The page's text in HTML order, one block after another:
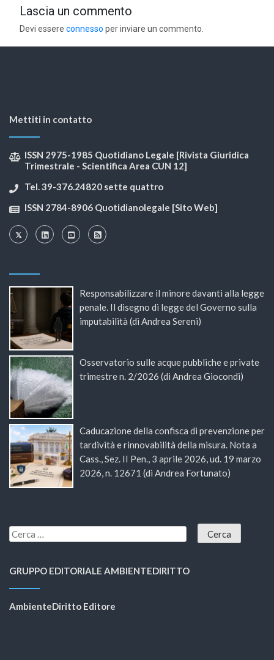
Lascia un commento
Devi essereconnesso per inviare un commento.
Mettiti in contatto
ISSN 2975-1985 Quotidiano Legale [Rivista Giuridica
Trimestrale - Scientifica Area CUN 12]
Tel. 39-376.24820 sette quattro
ISSN 2784-8906 Quotidianolegale [Sito Web]
Responsabilizzare il minore davanti alla legge
penale. Il disegno di legge del Governo sulla
imputabilità (di Andrea Sereni)
Osservatorio sulle acque pubbliche e private
trimestre n. 2/2026 (di Andrea Giocondi)
Caducazione della confisca di prevenzione per
tardività e rinnovabilità della misura. Nota a
Cass., Sez. II Pen., 3 aprile 2026, ud. 19 marzo
2026, n. 12671 (di Andrea Fortunato)
GRUPPO EDITORIALE AMBIENTEDIRITTO
AmbienteDiritto Editore